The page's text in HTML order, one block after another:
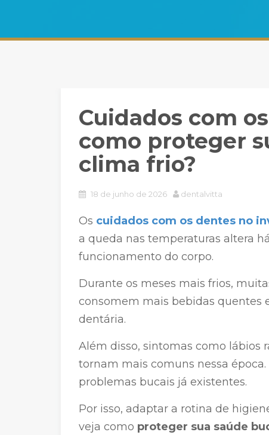
Cuidados com
como proteger
clima frio?
18 de junho de 2026 dentalvitta
Os cuidados com os dentes no
a queda nas temperaturas altera
funcionamento do corpo.
Durante os meses mais frios,
consomem mais bebidas quentes
dentária.
Além disso, sintomas como lábios
tornam mais comuns nessa
problemas bucais já existentes.
Por isso, adaptar a rotina de
veja como proteger sua saúde